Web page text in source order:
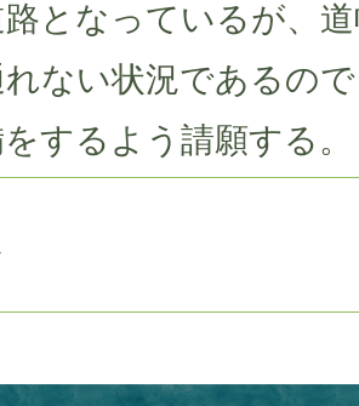
路となっているが、
ない状況であるの
するよう請願する。